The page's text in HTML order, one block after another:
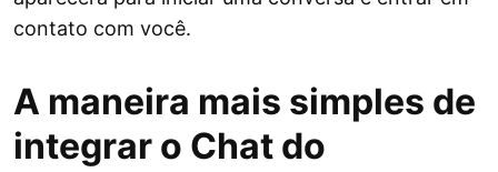
contato com você.
A maneira mais simples de
integrar o Chat do